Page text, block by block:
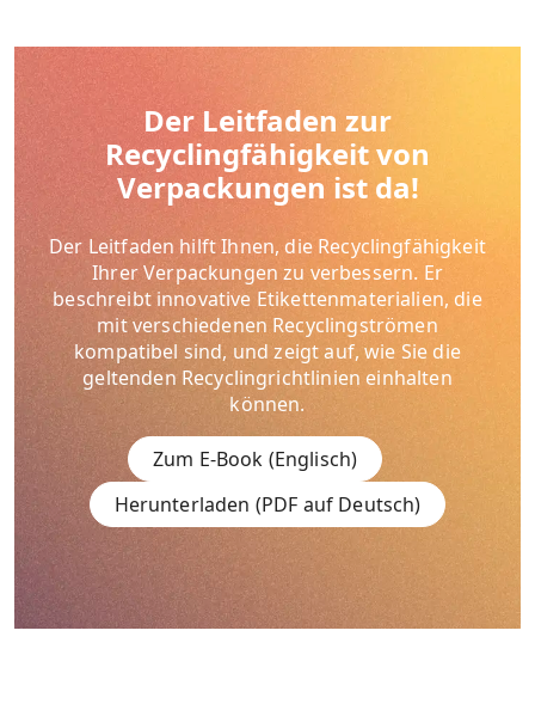
Der Leitfaden zur
Recyclingfähigkeit von
Verpackungen ist da!
Der Leitfaden hilft Ihnen, die Recyclingfähigkeit
Ihrer Verpackungen zu verbessern. Er
beschreibt innovative Etikettenmaterialien, die
mit verschiedenen Recyclingströmen
kompatibel sind, und zeigt auf, wie Sie die
geltenden Recyclingrichtlinien einhalten
können.
Zum E-Book (Englisch)
Herunterladen (PDF auf Deutsch)